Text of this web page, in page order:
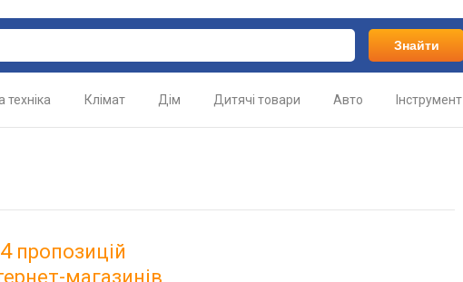
Знайти
техніка Клімат Дім Дитячі товари Авто Інструмент
пропозицій
магазинів